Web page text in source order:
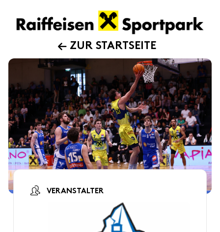
ZUR STARTSEITE
VERANSTALTER